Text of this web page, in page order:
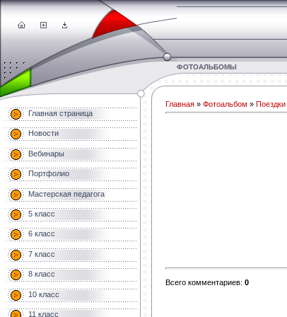
ФОТОАЛЬБОМЫ
Главная страница
Новости
Вебинары
Портфолио
Мастерская педагога
5 класс
6 класс
7 класс
8 класс
10 класс
11 класс
Главная » Фотоальбом » Поездки
Всего комментариев: 0